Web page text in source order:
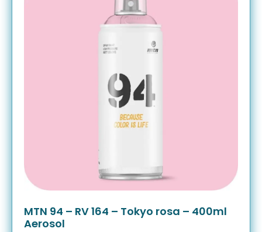
MTN 94 – RV 164 – Tokyo rosa – 400ml
Aerosol